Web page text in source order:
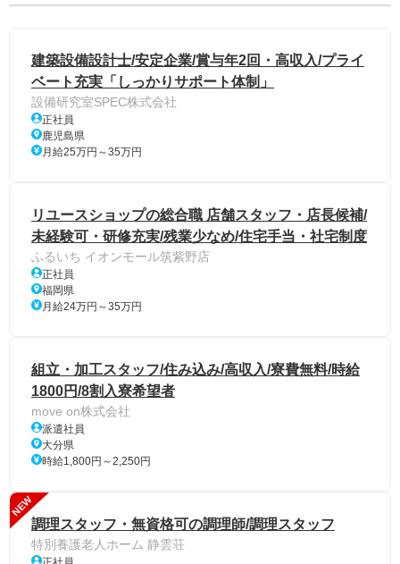
建築設備設計士/安定企業/賞与年2回・高収入/プライ
ベート充実「しっかりサポート体制」
設備研究室SPEC株式会社
正社員
鹿児島県
月給25万円～35万円
リユースショップの総合職 店舗スタッフ・店長候補/
未経験可・研修充実/残業少なめ/住宅手当・社宅制度
ふるいち イオンモール筑紫野店
正社員
福岡県
月給24万円～35万円
組立・加工スタッフ/住み込み/高収入/寮費無料/時給
1800円/8割入寮希望者
move on株式会社
派遣社員
大分県
時給1,800円～2,250円
NEW
調理スタッフ・無資格可の調理師/調理スタッフ
特別養護老人ホーム 静雲荘